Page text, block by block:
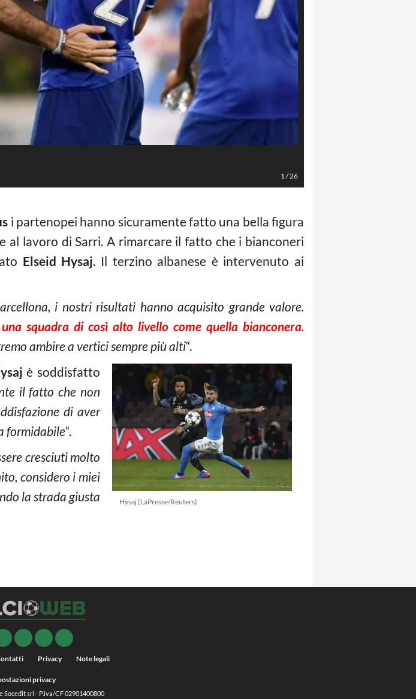
1/26
i partenopei hanno sicuramente fatto una bella figura
al lavoro di Sarri. A rimarcare il fatto che i bianconeri
Elseid Hysaj. Il terzino albanese è intervenuto ai
i nostri risultati hanno acquisito grande valore.
squadra di così alto livello come quella bianconera.
ambire a vertici sempre più alti“.
Hysaj (LaPresse/Reuters)
è soddisfatto
il fatto che non
di aver
formidabile“.
cresciuti molto
considero i miei
la strada giusta
Privacy Note legali
privacy
Socedit srl - P.iva/CF 02901400800